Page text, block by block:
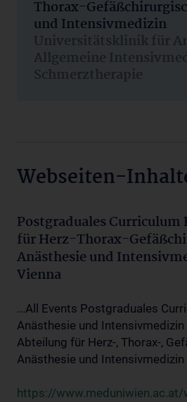
Thorax-
und Intensivmedizin
Universitätsklinik für
Allgemeine
Schmerztherapie
Webseiten-
Postgraduales
für Herz-Thorax-
Anästhesie und
Vienna
...All Events Postgraduales
Anästhesie und Intensivmedizin
Abteilung für Herz-, Thorax-,
Anästhesie und
https://